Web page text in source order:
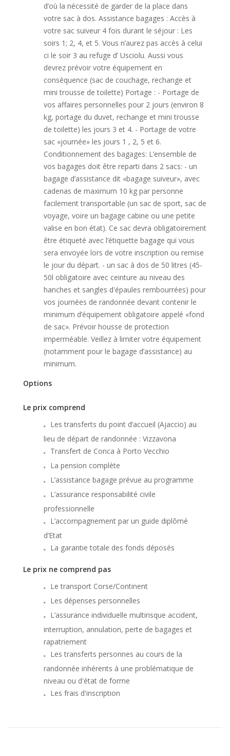
d’où la nécessité de garder de la place dans
votre sac à dos. Assistance bagages : Accès à
votre sac suiveur 4 fois durant le séjour : Les
soirs 1; 2, 4, et 5. Vous n’aurez pas accès à celui
ci le soir 3 au refuge d’ Usciolu. Aussi vous
devrez prévoir votre équipement en
conséquence (sac de couchage, rechange et
mini trousse de toilette) Portage : - Portage de
vos affaires personnelles pour 2 jours (environ 8
kg, portage du duvet, rechange et mini trousse
de toilette) les jours 3 et 4. - Portage de votre
sac «journée» les jours 1 , 2, 5 et 6.
Conditionnement des bagages: L’ensemble de
vos bagages doit être reparti dans 2 sacs: - un
bagage d’assistance dit «bagage suiveur», avec
cadenas de maximum 10 kg par personne
facilement transportable (un sac de sport, sac de
voyage, voire un bagage cabine ou une petite
valise en bon état). Ce sac devra obligatoirement
être étiqueté avec l’étiquette bagage qui vous
sera envoyée lors de votre inscription ou remise
le jour du départ. - un sac à dos de 50 litres (45-
50l obligatoire avec ceinture au niveau des
hanches et sangles d'épaules rembourrées) pour
vos journées de randonnée devant contenir le
minimum d’équipement obligatoire appelé «fond
de sac». Prévoir housse de protection
imperméable. Veillez à limiter votre équipement
(notamment pour le bagage d’assistance) au
minimum.
Options
Le prix comprend
Les transferts du point d’accueil (Ajaccio) au
lieu de départ de randonnée : Vizzavona
Transfert de Conca à Porto Vecchio
La pension complète
L’assistance bagage prévue au programme
L’assurance responsabilité civile
professionnelle
L’accompagnement par un guide diplômé
d’Etat
La garantie totale des fonds déposés
Le prix ne comprend pas
Le transport Corse/Continent
Les dépenses personnelles
L’assurance individuelle multirisque accident,
interruption, annulation, perte de bagages et
rapatriement
Les transferts personnes au cours de la
randonnée inhérents à une problématique de
niveau ou d'état de forme
Les frais d'inscription